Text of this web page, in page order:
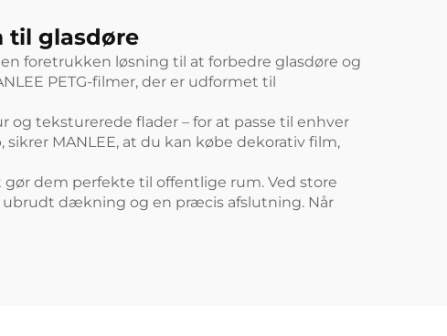
til glasdøre
foretrukken løsning til at forbedre glasdøre og
PETG-filmer, der er udformet til
teksturerede flader – for at passe til enhver
MANLEE, at du kan købe dekorativ film,
dem perfekte til offentlige rum. Ved store
dækning og en præcis afslutning. Når